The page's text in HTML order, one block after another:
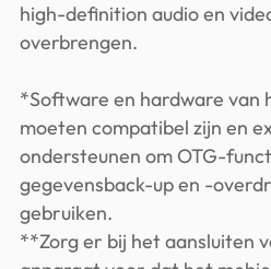
high-definition audio en
overbrengen.
*Software en hardware van
moeten compatibel zijn en
ondersteunen om OTG-
gegevensback-up en -
gebruiken.
**Zorg er bij het aansluiten